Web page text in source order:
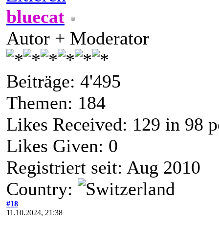
bluecat
Autor + Moderator
Beiträge: 4'495
Themen: 184
Likes Received: 129 in 98
Likes Given: 0
Registriert seit: Aug 2010
Country:
#18
11.10.2024, 21:38